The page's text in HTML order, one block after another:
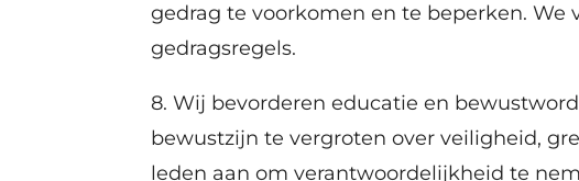
gedrag te voorkomen en te beperken.
gedragsregels.
8. Wij bevorderen educatie en
bewustzijn te vergroten over veiligheid,
leden aan om verantwoordelijkheid te